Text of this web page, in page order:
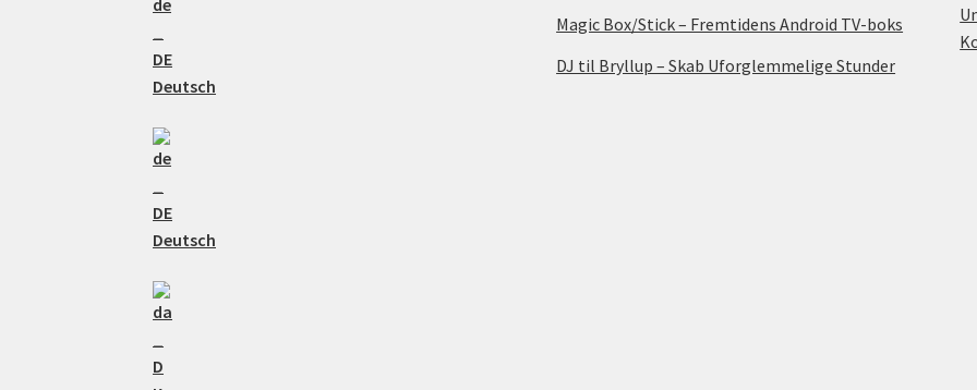
Deutsch
Deutsch
Magic Box/Stick – Fremtidens Android TV-boks
DJ til Bryllup – Skab Uforglemmelige Stunder